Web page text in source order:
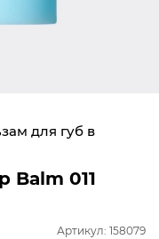
для губ в
Balm 011
Артикул: 158079